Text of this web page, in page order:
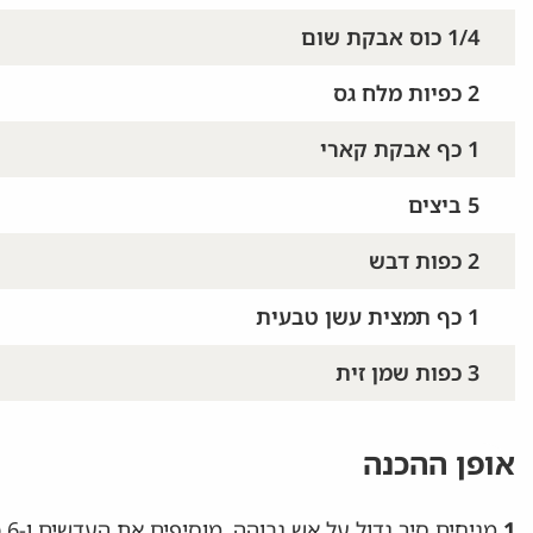
1/4 כוס אבקת שום
2 כפיות מלח גס
1 כף אבקת קארי
5 ביצים
2 כפות דבש
1 כף תמצית עשן טבעית
3 כפות שמן זית
אופן ההכנה